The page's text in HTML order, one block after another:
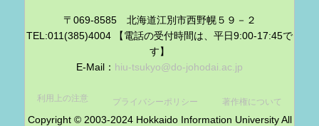
〒069-8585 北海道江別市西野幌５９－２
TEL:011(385)4004 【電話の受付時間は、平日9:00-17:45で
す】
E-Mail： hiu-tsukyo@do-johodai.ac.jp
利用上の注意 プライバシーポリシー 著作権について
Copyright © 2003-2024 Hokkaido Information University All